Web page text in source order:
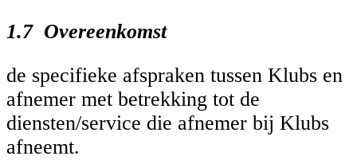
1.7 Overeenkomst
de specifieke afspraken tussen Klubs en
afnemer met betrekking tot de
diensten/service die afnemer bij Klubs
afneemt.